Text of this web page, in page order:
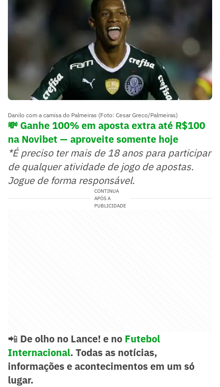
Danilo com a camisa do Palmeiras (Foto: Cesar Greco/Palmeiras)
💸 Ganhe 100% em aposta extra até R$100
na Novibet — aproveite somente hoje
*É preciso ter mais de 18 anos para participar
de qualquer atividade de jogo de apostas.
Jogue de forma responsável.
CONTINUA
APÓS A
PUBLICIDADE
📲 De olho no Lance! e no Futebol
Internacional. Todas as notícias,
informações e acontecimentos em um só
lugar.